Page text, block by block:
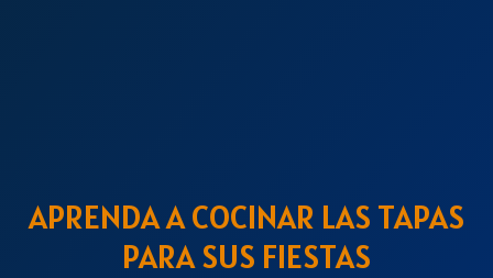
APRENDA A COCINAR LAS TAPAS
PARA SUS FIESTAS